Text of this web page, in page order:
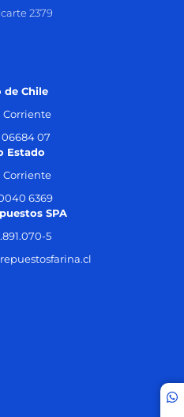
2379
de Chile
Corriente
06684 07
Estado
Corriente
6369
SPA
5